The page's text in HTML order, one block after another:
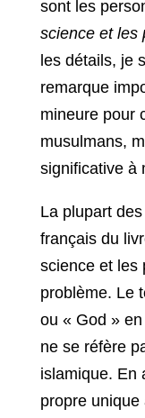
sont les
science et les
les détails, je
remarque
mineure pour
musulmans,
significative à
La plupart
français du
science et les
problème. Le
ou « God »
ne se réfère
islamique. En
propre